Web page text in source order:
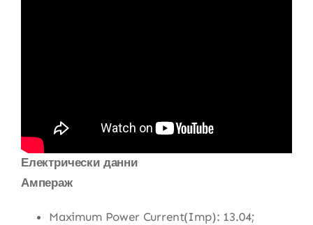
Електрически данни
Ампераж
Maximum Power Current(Imp): 13.04;